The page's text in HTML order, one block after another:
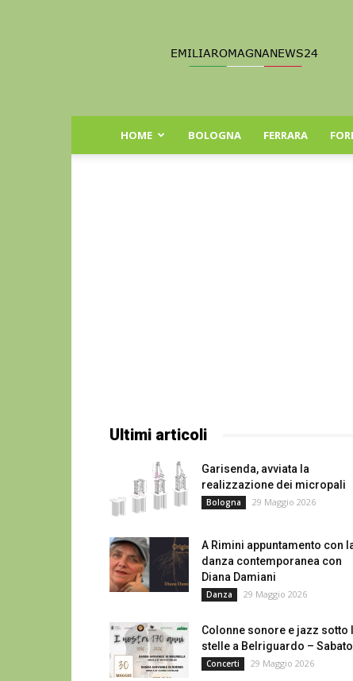
Romagna
HOME BOLOGNA FERRARA
Ultimi articoli
Garisenda, avviata la
realizzazione dei micropali
Bologna 29 Maggio 2026
A Rimini appuntamento con
danza contemporanea con
Diana Damiani
Danza 29 Maggio 2026
Colonne sonore e jazz sotto
stelle a Belriguardo –
Concerti 29 Maggio 2026